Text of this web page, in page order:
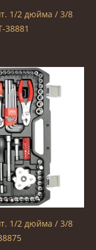
1/2 дюйма / 3/8
38881
1/2 дюйма / 3/8